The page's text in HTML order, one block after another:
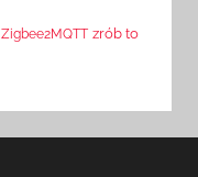
Zigbee2MQTT zrób to